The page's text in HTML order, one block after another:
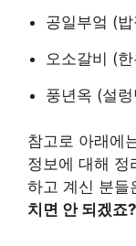
공일부엌 (
오소갈비 (
풍년옥 (설
참고로 아래에
정보에 대해 정
하고 계신 분들
치면 안 되겠죠?